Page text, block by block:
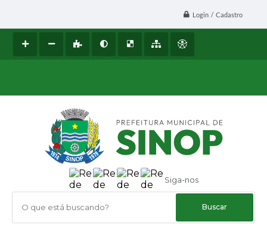
Login / Cadastro
Siga-nos
O que está buscando?